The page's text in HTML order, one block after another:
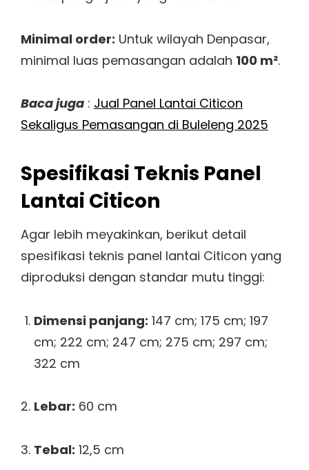
Minimal order: Untuk wilayah Denpasar,
minimal luas pemasangan adalah 100 m².
Baca juga : Jual Panel Lantai Citicon
Sekaligus Pemasangan di Buleleng 2025
Spesifikasi Teknis Panel
Lantai Citicon
Agar lebih meyakinkan, berikut detail
spesifikasi teknis panel lantai Citicon yang
diproduksi dengan standar mutu tinggi:
Dimensi panjang: 147 cm; 175 cm; 197
cm; 222 cm; 247 cm; 275 cm; 297 cm;
322 cm
Lebar: 60 cm
Tebal: 12,5 cm